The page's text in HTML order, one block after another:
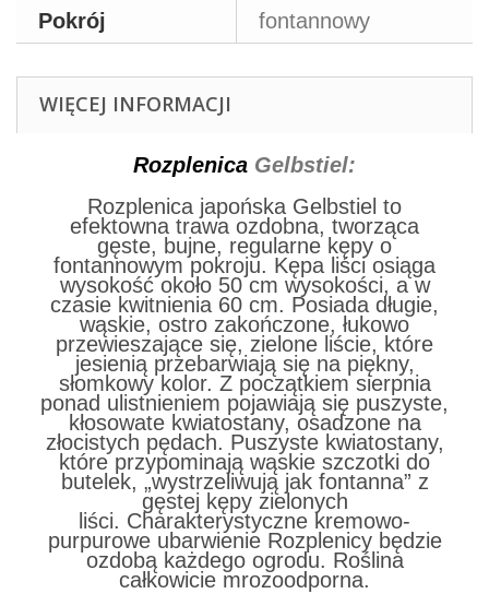
Pokrój
fontannowy
WIĘCEJ INFORMACJI
Rozplenica Gelbstiel:
Rozplenica japońska Gelbstiel to
efektowna trawa ozdobna, tworząca
gęste, bujne, regularne kępy o
fontannowym pokroju. Kępa liści osiąga
wysokość około 50 cm wysokości, a w
czasie kwitnienia 60 cm. Posiada długie,
wąskie, ostro zakończone, łukowo
przewieszające się, zielone liście, które
jesienią przebarwiają się na piękny,
słomkowy kolor. Z początkiem sierpnia
ponad ulistnieniem pojawiają się puszyste,
kłosowate kwiatostany, osadzone na
złocistych pędach. Puszyste kwiatostany,
które przypominają wąskie szczotki do
butelek, „wystrzeliwują jak fontanna” z
gęstej kępy zielonych
liści. Charakterystyczne kremowo-
purpurowe ubarwienie Rozplenicy będzie
ozdobą każdego ogrodu. Roślina
całkowicie mrozoodporna.